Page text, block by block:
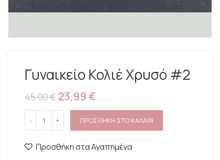
Γυναικείο Κολιέ Χρυσό #2
45,00€23,99 €
ΠΡΟΣΘΗΚΗ ΣΤΟ ΚΑΛΑΘΙ
Προσθήκη στα Αγαπημένα